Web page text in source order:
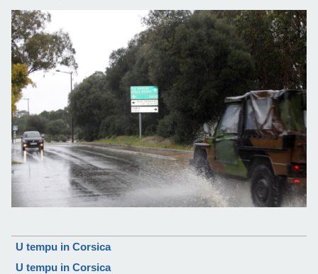
U tempu in Corsica
U tempu in Corsica